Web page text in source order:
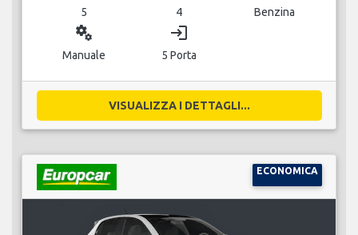
5 4 Benzina
miscellaneous_services
Manuale
login
5 Porta
VISUALIZZA I DETTAGLI...
ECONOMICA